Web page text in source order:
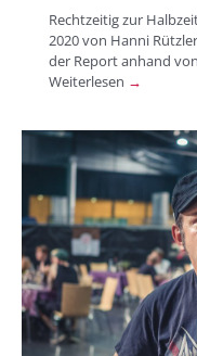
Rechtzeitig zur
2020 von Hanni
der Report anhand
Weiterlesen →